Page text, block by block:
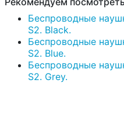
Беспроводные
S2. Black.
Беспроводные
S2. Blue.
Беспроводные
S2. Grey.